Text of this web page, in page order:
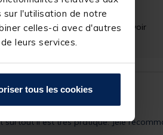
l'utilisation de notre
celles-ci avec d'autres
leurs services.
tous les cookies
clients. C'est un réel plaisir.
il est très pratique. Jele